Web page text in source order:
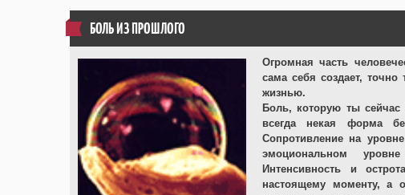
БОЛЬ ИЗ ПРОШЛОГО
Огромная часть
сама себя создает,
жизнью.
Боль, которую ты
всегда некая форма
Сопротивление на
эмоциональном
Интенсивность и
настоящему моменту, а